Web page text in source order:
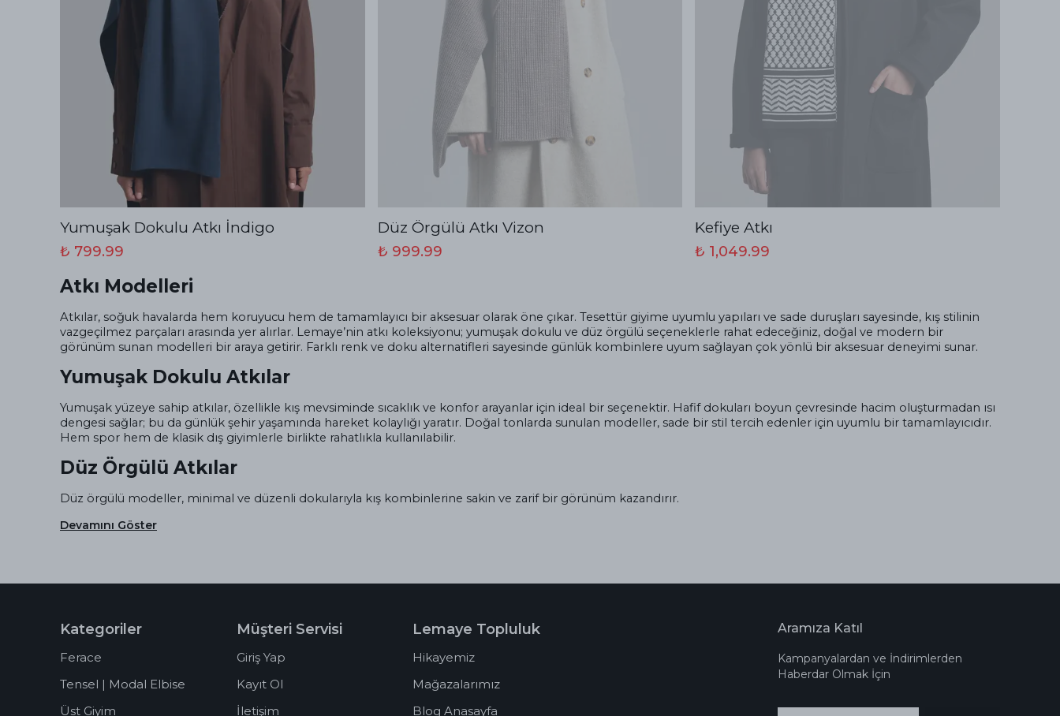
Yumuşak Dokulu Atkı İndigo
₺ 799.99
Düz Örgülü Atkı Vizon
₺ 999.99
Kefiye Atkı
₺ 1,049.99
Atkı Modelleri
Atkılar, soğuk havalarda hem koruyucu hem de tamamlayıcı bir aksesuar olarak öne çıkar. Tesettür giyime uyumlu yapıları ve sade duruşları sayesinde, kış stilinin
vazgeçilmez parçaları arasında yer alırlar. Lemaye’nin atkı koleksiyonu; yumuşak dokulu ve düz örgülü seçeneklerle rahat edeceğiniz, doğal ve modern bir
görünüm sunan modelleri bir araya getirir. Farklı renk ve doku alternatifleri sayesinde günlük kombinlere uyum sağlayan çok yönlü bir aksesuar deneyimi sunar.
Yumuşak Dokulu Atkılar
Yumuşak yüzeye sahip atkılar, özellikle kış mevsiminde sıcaklık ve konfor arayanlar için ideal bir seçenektir. Hafif dokuları boyun çevresinde hacim oluşturmadan ısı
dengesi sağlar; bu da günlük şehir yaşamında hareket kolaylığı yaratır. Doğal tonlarda sunulan modeller, sade bir stil tercih edenler için uyumlu bir tamamlayıcıdır.
Hem spor hem de klasik dış giyimlerle birlikte rahatlıkla kullanılabilir.
Düz Örgülü Atkılar
Düz örgülü modeller, minimal ve düzenli dokularıyla kış kombinlerine sakin ve zarif bir görünüm kazandırır.
Devamını Göster
Kategoriler
Ferace
Tensel | Modal Elbise
Üst Giyim
Müşteri Servisi
Giriş Yap
Kayıt Ol
İletişim
Lemaye Topluluk
Hikayemiz
Mağazalarımız
Blog Anasayfa
Aramıza Katıl
Kampanyalardan ve İndirimlerden
Haberdar Olmak İçin